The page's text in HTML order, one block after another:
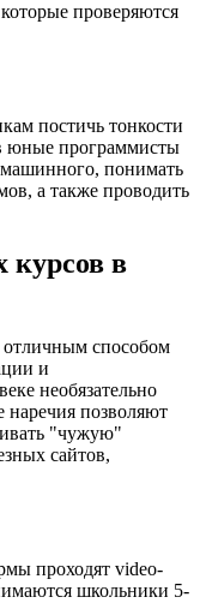
проверяются
постичь тонкости
юные программисты
машинного, понимать
а также проводить
курсов в
способом
и
необязательно
наречия позволяют
"чужую"
сайтов,
проходят video-
школьники 5-